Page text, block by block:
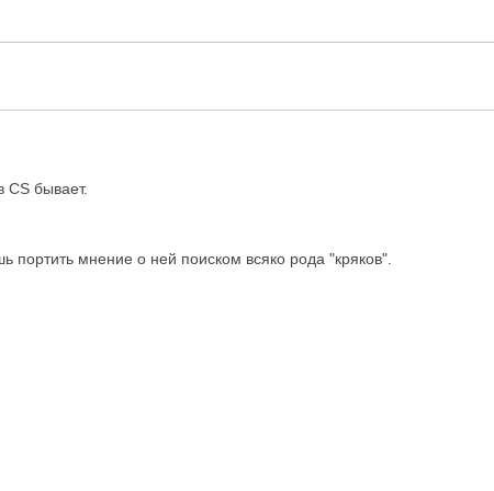
CS бывает.
портить мнение о ней поиском всяко рода "кряков".